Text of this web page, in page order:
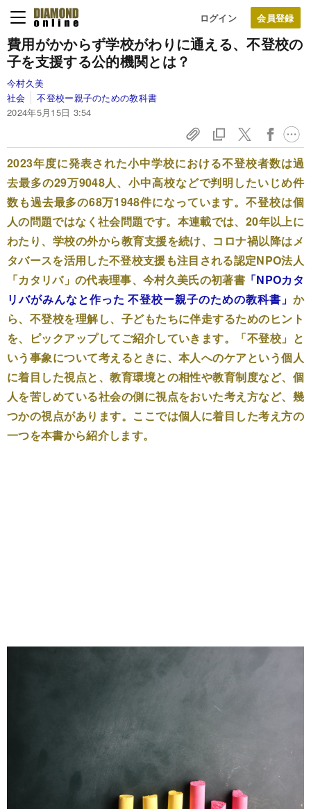
ログイン
費用がかからず学校がわりに通える、不登校の
子を支援する公的機関とは？
今村久美
社会
不登校ー親子のための教科書
2024年5月15日 3:54
2023年度に発表された小中学校における不登校者数は過
去最多の29万9048人、小中高校などで判明したいじめ件
数も過去最多の68万1948件になっています。不登校は個
人の問題ではなく社会問題です。本連載では、20年以上に
わたり、学校の外から教育支援を続け、コロナ禍以降はメ
タバースを活用した不登校支援も注目される認定NPO法人
「カタリバ」の代表理事、今村久美氏の初著書 「NPOカタ
リバがみんなと作った 不登校ー親子のための教科書」 か
ら、不登校を理解し、子どもたちに伴走するためのヒント
を、ピックアップしてご紹介していきます。「不登校」と
いう事象について考えるときに、本人へのケアという個人
に着目した視点と、教育環境との相性や教育制度など、個
人を苦しめている社会の側に視点をおいた考え方など、幾
つかの視点があります。ここでは個人に着目した考え方の
一つを本書から紹介します。